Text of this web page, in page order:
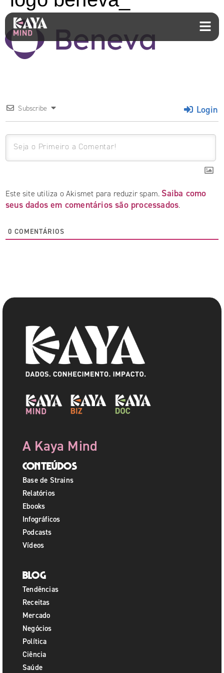
Subscribe Login
Este site utiliza o Akismet para reduzir spam. Saiba como
seus dados em comentários são processados.
0 COMENTÁRIOS
A Kaya Mind
Conteúdos
Base de Strains
Relatórios
Ebooks
Infográficos
Podcasts
Vídeos
Blog
Tendências
Receitas
Mercado
Negócios
Política
Ciência
Saúde